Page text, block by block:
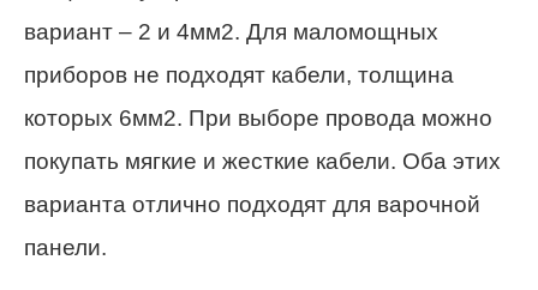
вариант – 2 и 4мм2. Для маломощных
приборов не подходят кабели, толщина
которых 6мм2. При выборе провода можно
покупать мягкие и жесткие кабели. Оба этих
варианта отлично подходят для варочной
панели.